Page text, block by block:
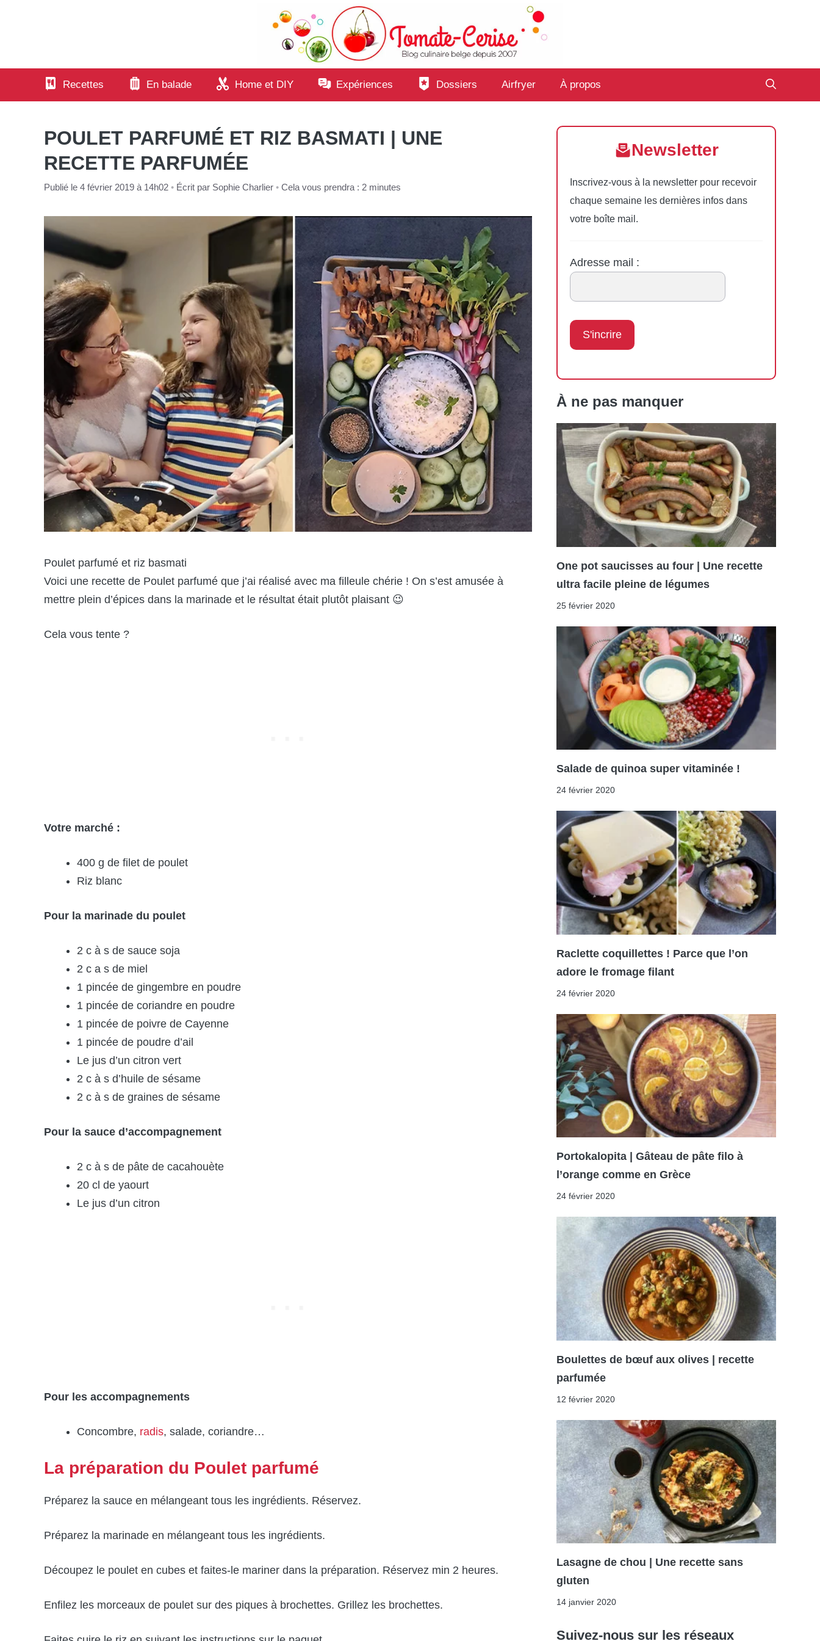
Recettes En balade Home et DIY Expériences Dossiers Airfryer À propos
POULET PARFUMÉ ET RIZ BASMATI | UNE
RECETTE PARFUMÉE
Publié le 4 février 2019 à 14h02 • Écrit par Sophie Charlier • Cela vous prendra : 2 minutes
Poulet parfumé et riz basmati
Voici une recette de Poulet parfumé que j’ai réalisé avec ma filleule chérie ! On s’est amusée à
mettre plein d’épices dans la marinade et le résultat était plutôt plaisant 😉
Cela vous tente ?
Votre marché :
400 g de filet de poulet
Riz blanc
Pour la marinade du poulet
2 c à s de sauce soja
2 c a s de miel
1 pincée de gingembre en poudre
1 pincée de coriandre en poudre
1 pincée de poivre de Cayenne
1 pincée de poudre d’ail
Le jus d’un citron vert
2 c à s d’huile de sésame
2 c à s de graines de sésame
Pour la sauce d’accompagnement
2 c à s de pâte de cacahouète
20 cl de yaourt
Le jus d’un citron
Pour les accompagnements
Concombre, radis, salade, coriandre…
La préparation du Poulet parfumé
Préparez la sauce en mélangeant tous les ingrédients. Réservez.
Préparez la marinade en mélangeant tous les ingrédients.
Découpez le poulet en cubes et faites-le mariner dans la préparation. Réservez min 2 heures.
Enfilez les morceaux de poulet sur des piques à brochettes. Grillez les brochettes.
Newsletter
Inscrivez-vous à la newsletter pour recevoir
chaque semaine les dernières infos dans
votre boîte mail.
Adresse mail :
À ne pas manquer
One pot saucisses au four | Une recette
ultra facile pleine de légumes
25 février 2020
Salade de quinoa super vitaminée !
24 février 2020
Raclette coquillettes ! Parce que l’on
adore le fromage filant
24 février 2020
Portokalopita | Gâteau de pâte filo à
l’orange comme en Grèce
24 février 2020
Boulettes de bœuf aux olives | recette
parfumée
12 février 2020
Lasagne de chou | Une recette sans
gluten
14 janvier 2020
Suivez-nous sur les réseaux